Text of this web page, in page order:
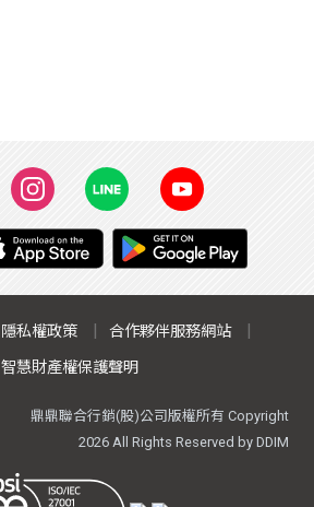
隱私權政策
合作夥伴服務網站
智慧財產權保護聲明
鼎鼎聯合行銷(股)公司版權所有 Copyright
2026All Rights Reserved by DDIM